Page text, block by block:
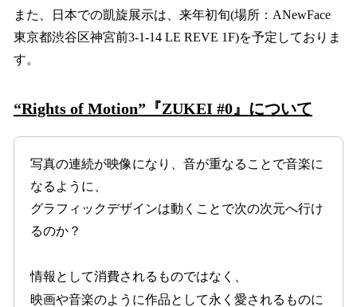
また、日本での凱旋展示は、来年初旬(場所：ANewFace
東京都渋谷区神宮前3-1-14 LE REVE 1F)を予定しておりま
す。
“Rights of Motion”『ZUKEI #0』について
写真の連続が映像になり、音が重なることで音楽に
なるように、
グラフィックデザインは動くことで次の次元へ行け
るのか？
情報として消費されるものではなく、
映画や音楽のように作品として永く愛されるものに